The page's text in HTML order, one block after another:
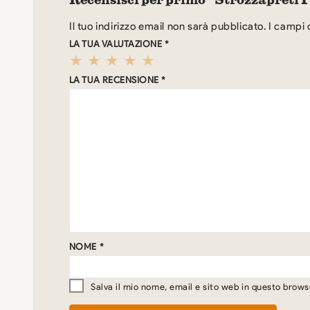
Il tuo indirizzo email non sarà pubblicato. I campi
LA TUA VALUTAZIONE *
LA TUA RECENSIONE*
NOME *
Salva il mio nome, email e sito web in questo